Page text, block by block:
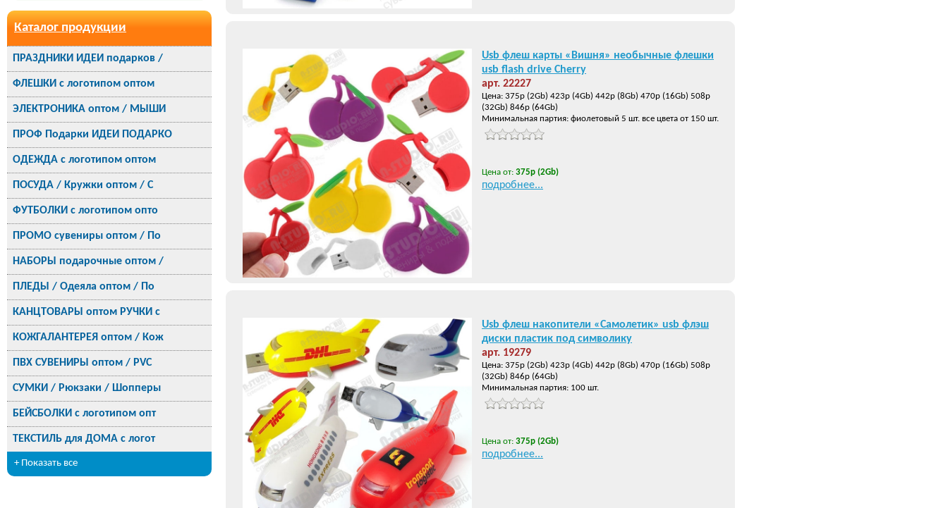
Каталог продукции
ПРАЗДНИКИ ИДЕИ подарков /
ФЛЕШКИ с логотипом оптом
ЭЛЕКТРОНИКА оптом / МЫШИ
ПРОФ Подарки ИДЕИ ПОДАРКО
ОДЕЖДА с логотипом оптом
ПОСУДА / Кружки оптом / С
ФУТБОЛКИ с логотипом опто
ПРОМО сувениры оптом / По
НАБОРЫ подарочные оптом /
ПЛЕДЫ / Одеяла оптом / По
КАНЦТОВАРЫ оптом РУЧКИ с
КОЖГАЛАНТЕРЕЯ оптом / Кож
ПВХ СУВЕНИРЫ оптом / PVC
СУМКИ / Рюкзаки / Шопперы
БЕЙСБОЛКИ с логотипом опт
ТЕКСТИЛЬ для ДОМА с логот
+ Показать все
Usb флеш карты «Вишня» необычные флешки
usb flash drive Cherry
арт. 22227
Цена: 375р (2Gb) 423р (4Gb) 442р (8Gb) 470р (16Gb) 508р
(32Gb) 846р (64Gb)
Минимальная партия: фиолетовый 5 шт. все цвета от 150 шт.
Цена от: 375р (2Gb)
подробнее...
Usb флеш накопители «Самолетик» usb флэш
диски пластик под символику
арт. 19279
Цена: 375р (2Gb) 423р (4Gb) 442р (8Gb) 470р (16Gb) 508р
(32Gb) 846р (64Gb)
Минимальная партия: 100 шт.
Цена от: 375р (2Gb)
подробнее...